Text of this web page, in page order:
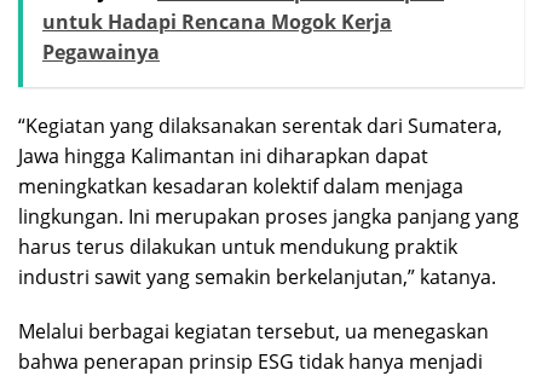
untuk Hadapi Rencana Mogok Kerja
Pegawainya
“Kegiatan yang dilaksanakan serentak dari Sumatera,
Jawa hingga Kalimantan ini diharapkan dapat
meningkatkan kesadaran kolektif dalam menjaga
lingkungan. Ini merupakan proses jangka panjang yang
harus terus dilakukan untuk mendukung praktik
industri sawit yang semakin berkelanjutan,” katanya.
Melalui berbagai kegiatan tersebut, ua menegaskan
bahwa penerapan prinsip ESG tidak hanya menjadi